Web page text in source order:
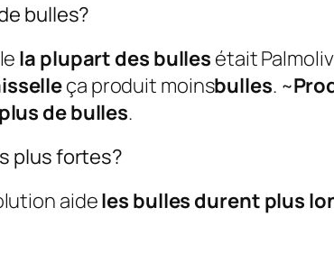
bulles?
la plupart des bulles était
ça produit moinsbulles. ~
de bulles.
plus fortes?
aideles bulles durent plus